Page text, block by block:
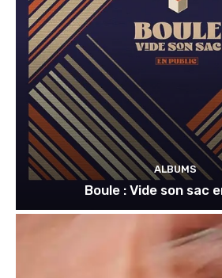
ALBUMS
Boule : Vide son sac